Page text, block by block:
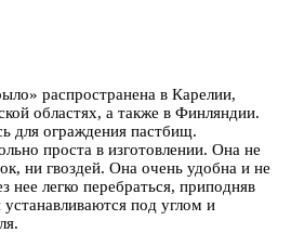
распространена в Карелии,
областях, а также в Финляндии.
для ограждения пастбищ.
проста в изготовлении. Она не
ни гвоздей. Она очень удобна и не
нее легко перебраться, приподняв
под углом и